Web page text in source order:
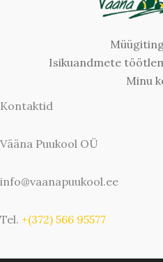
Isikuandmete
Minu
Kontaktid
Vääna Puukool OÜ
info@vaanapuukool.ee
Tel. +(372) 566 95577